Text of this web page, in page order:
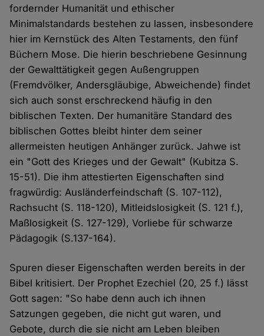
fordernder Humanität und ethischer
Minimalstandards bestehen zu lassen, insbesondere
hier im Kernstück des Alten Testaments, den fünf
Büchern Mose. Die hierin beschriebene Gesinnung
der Gewalttätigkeit gegen Außengruppen
(Fremdvölker, Andersgläubige, Abweichende) findet
sich auch sonst erschreckend häufig in den
biblischen Texten. Der humanitäre Standard des
biblischen Gottes bleibt hinter dem seiner
allermeisten heutigen Anhänger zurück. Jahwe ist
ein "Gott des Krieges und der Gewalt" (Kubitza S.
15-51). Die ihm attestierten Eigenschaften sind
fragwürdig: Ausländerfeindschaft (S. 107-112),
Rachsucht (S. 118-120), Mitleidslosigkeit (S. 121 f.),
Maßlosigkeit (S. 127-129), Vorliebe für schwarze
Pädagogik (S.137-164).
Spuren dieser Eigenschaften werden bereits in der
Bibel kritisiert. Der Prophet Ezechiel (20, 25 f.) lässt
Gott sagen: "So habe denn auch ich ihnen
Satzungen gegeben, die nicht gut waren, und
Gebote, durch die sie nicht am Leben bleiben